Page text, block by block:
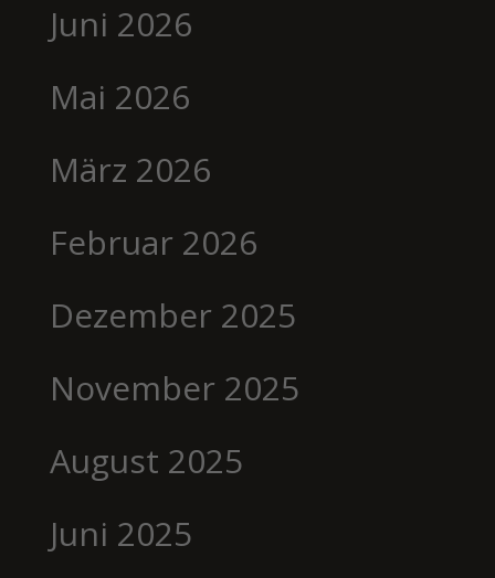
Juni 2026
Mai 2026
März 2026
Februar 2026
Dezember 2025
November 2025
August 2025
Juni 2025